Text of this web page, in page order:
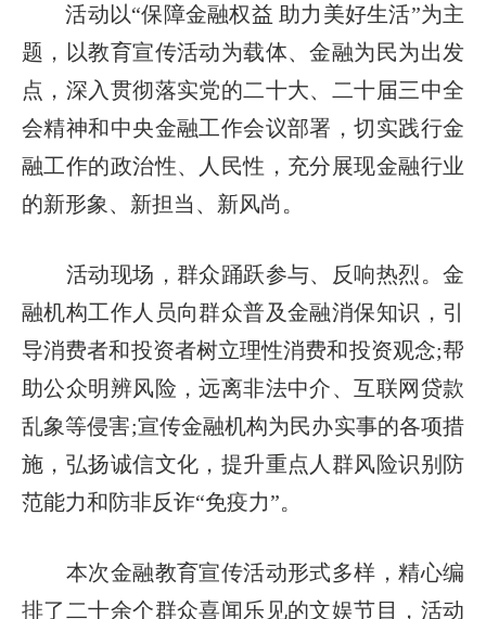
活动以“保障金融权益 助力美好生活”为主
题，以教育宣传活动为载体、金融为民为出发
点，深入贯彻落实党的二十大、二十届三中全
会精神和中央金融工作会议部署，切实践行金
融工作的政治性、人民性，充分展现金融行业
的新形象、新担当、新风尚。
活动现场，群众踊跃参与、反响热烈。金
融机构工作人员向群众普及金融消保知识，引
导消费者和投资者树立理性消费和投资观念;帮
助公众明辨风险，远离非法中介、互联网贷款
乱象等侵害;宣传金融机构为民办实事的各项措
施，弘扬诚信文化，提升重点人群风险识别防
范能力和防非反诈“免疫力”。
本次金融教育宣传活动形式多样，精心编
排了二十余个群众喜闻乐见的文娱节目，活动